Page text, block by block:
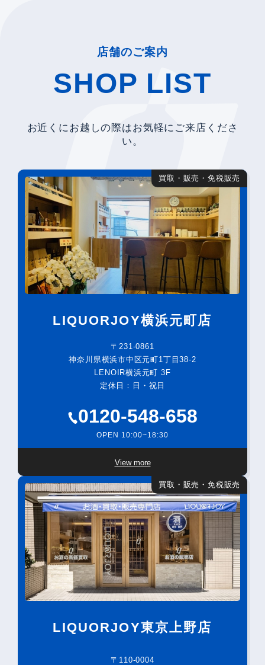
店舗のご案内
SHOP LIST
お近くにお越しの際はお気軽にご来店くださ
い。
買取・販売・免税販売
LIQUORJOY横浜元町店
〒231-0861
神奈川県横浜市中区元町1丁目38-2
LENOIR横浜元町 3F
定休日：日・祝日
0120-548-658
OPEN 10:00~18:30
View more
買取・販売・免税販売
LIQUORJOY東京上野店
〒110-0004